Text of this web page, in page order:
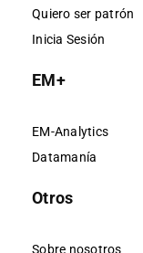
Quiero ser patrón
Inicia Sesión
EM+
EM-Analytics
Datamanía
Otros
Sobre nosotros